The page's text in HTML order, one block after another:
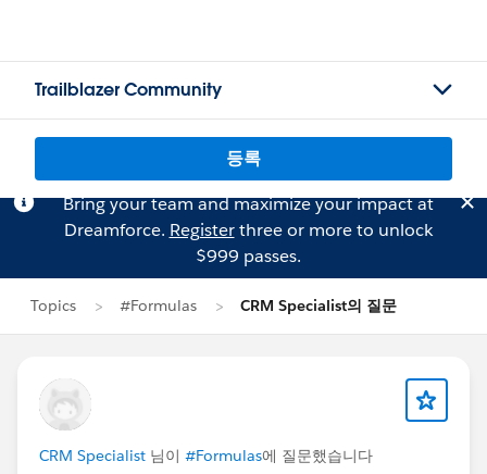
Trailblazer Community
등록
Bring your team and maximize your impact at
Dreamforce. Registerthree or more to unlock
$999 passes.
Topics #Formulas CRM Specialist의 질문
CRM Specialist 님이 #Formulas에 질문했습니다